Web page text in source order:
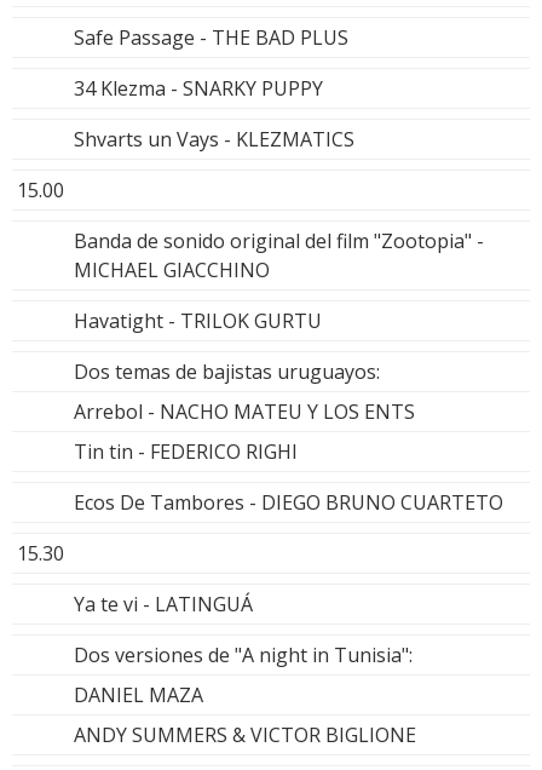
Safe Passage - THE BAD PLUS
34 Klezma - SNARKY PUPPY
Shvarts un Vays - KLEZMATICS
15.00
Banda de sonido original del film "Zootopia" -
MICHAEL GIACCHINO
Havatight - TRILOK GURTU
Dos temas de bajistas uruguayos:
Arrebol - NACHO MATEU Y LOS ENTS
Tin tin - FEDERICO RIGHI
Ecos De Tambores - DIEGO BRUNO CUARTETO
15.30
Ya te vi - LATINGUÁ
Dos versiones de "A night in Tunisia":
DANIEL MAZA
ANDY SUMMERS & VICTOR BIGLIONE